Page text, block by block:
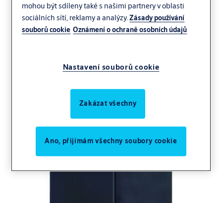
mohou být sdíleny také s našimi partnery v oblasti
sociálních sítí, reklamy a analýzy.Zásady používání
souborů cookie Oznámení o ochraně osobních údajů
Nastavení souborů cookie
Zakázat všechny
Ano, přijímám všechny soubory cookie